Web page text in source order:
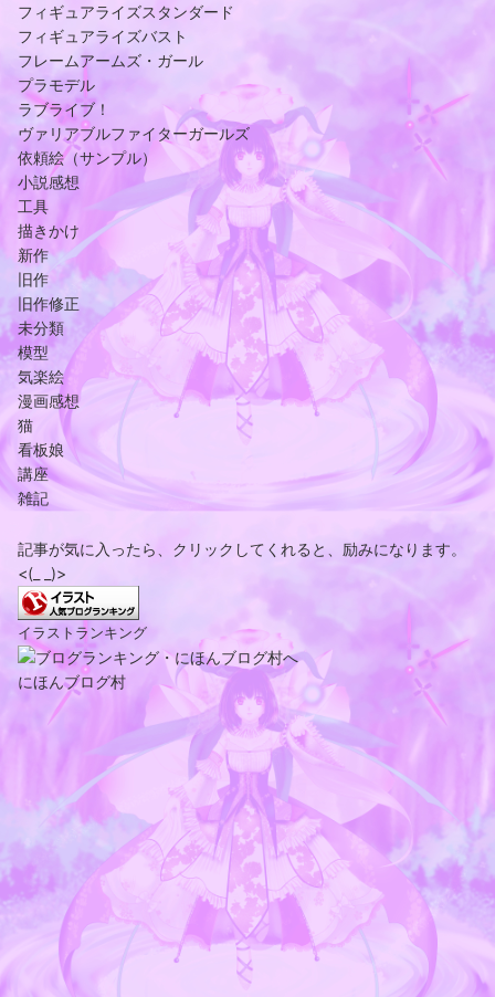
フィギュアライズスタンダード
フィギュアライズバスト
フレームアームズ・ガール
プラモデル
ラブライブ！
ヴァリアブルファイターガールズ
依頼絵（サンプル）
小説感想
工具
描きかけ
新作
旧作
旧作修正
未分類
模型
気楽絵
漫画感想
猫
看板娘
講座
雑記
記事が気に入ったら、クリックしてくれると、励みになります。
<(_ _)>
イラストランキング
にほんブログ村